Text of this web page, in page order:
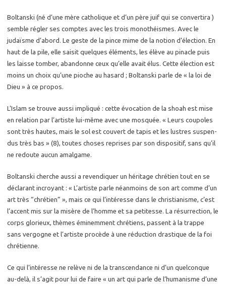
Bol­tans­ki (né d’une mère ca­tho­lique et d’un père juif qui se conver­ti­ra )
semble ré­gler ses comptes avec les trois mo­no­théismes. Avec le
judaïsme d’abord. Le geste de la pince mime de la no­tion d’élec­tion. En
haut de la pile, elle sai­sit quelques élé­ments, les élève au pi­nacle puis
les laisse tom­ber, aban­donne ceux qu’elle avait élus. Cette élec­tion est
moins un choix qu’une pioche au ha­sard ; Bol­tans­ki parle de « la loi de
Dieu » à ce pro­pos.
L’Islam se trouve aussi im­pli­qué : cette évo­ca­tion de la shoah est mise
en re­la­tion par l’ar­tiste lui-même avec une mos­quée. « Leurs cou­poles
sont très hautes, mais le sol est cou­vert de tapis et les lustres sus­pen­
dus très bas » (8), toutes choses re­prises par son dis­po­si­tif, sans qu’il
ne re­doute aucun amal­game.
Bol­tans­ki cherche aussi a re­ven­di­quer un hé­ri­tage chré­tien tout en se
dé­cla­rant in­croyant : « L’ar­tiste parle néan­moins de son art comme d’un
art très “chré­tien” », mais ce qui l’in­té­resse dans le chris­tia­nisme, c’est
l’ac­cent mis sur la mi­sère de l’homme et sa pe­ti­tesse. La ré­sur­rec­tion, le
corps glo­rieux, thèmes émi­nem­ment chré­tiens, passent à la trappe
sans ver­gogne et l’ar­tiste pro­cède à une ré­duc­tion dras­tique de la foi
chré­tienne.
Ce qui l’in­té­resse ne re­lève ni de la trans­cen­dance ni d’un quel­conque
au-de­là, il s’agit pour lui de faire « un art qui parle de l’hu­ma­nisme d’une